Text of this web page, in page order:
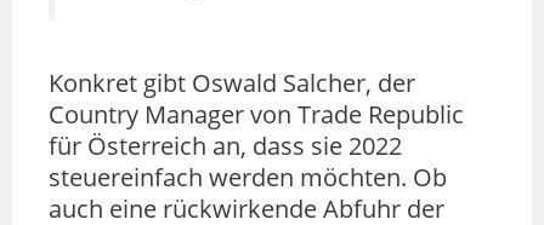
Konkret gibt Oswald Salcher, der
Country Manager von Trade Republic
für Österreich an, dass sie 2022
steuereinfach werden möchten. Ob
auch eine rückwirkende Abfuhr der